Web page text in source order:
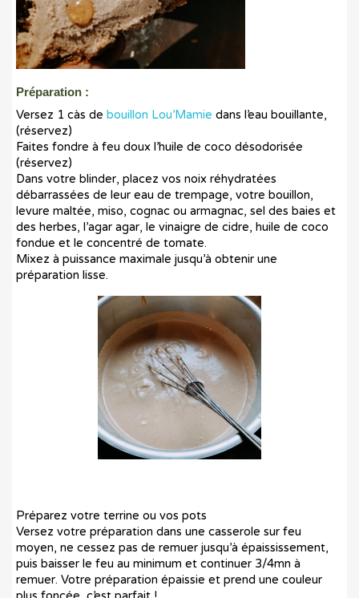
Préparation :
Versez 1 càs de bouillon Lou’Mamie dans l’eau bouillante,
(réservez)
Faites fondre à feu doux l’huile de coco désodorisée
(réservez)
Dans votre blinder, placez vos noix réhydratées
débarrassées de leur eau de trempage, votre bouillon,
levure maltée, miso, cognac ou armagnac, sel des baies et
des herbes, l’agar agar, le vinaigre de cidre, huile de coco
fondue et le concentré de tomate.
Mixez à puissance maximale jusqu’à obtenir une
préparation lisse.
Préparez votre terrine ou vos pots
Versez votre préparation dans une casserole sur feu
moyen, ne cessez pas de remuer jusqu’à épaississement,
puis baisser le feu au minimum et continuer 3/4mn à
remuer. Votre préparation épaissie et prend une couleur